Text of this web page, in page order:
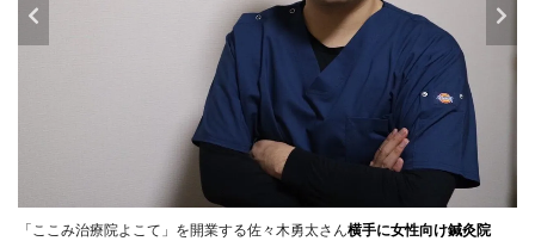
「ここみ治療院よこて」を開業する佐々木勇太さん横手に女性向け鍼灸院